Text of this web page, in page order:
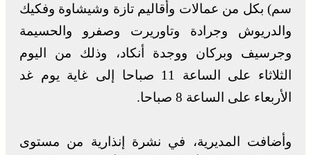
سم) بكل من عمالات وأقاليم تازة وشيشاوة وفكيك
والدريوش وجرادة وتاوريرت وصفرو والحسيمة
وجرسيف وبركان ووجدة أنكاد، وذلك من اليوم
الثلاثاء على الساعة 11 صباحا إلى غاية يوم غد
الأربعاء على الساعة 8 صباحا.
وأضافت المديرية، في نشرة إنذارية من مستوى